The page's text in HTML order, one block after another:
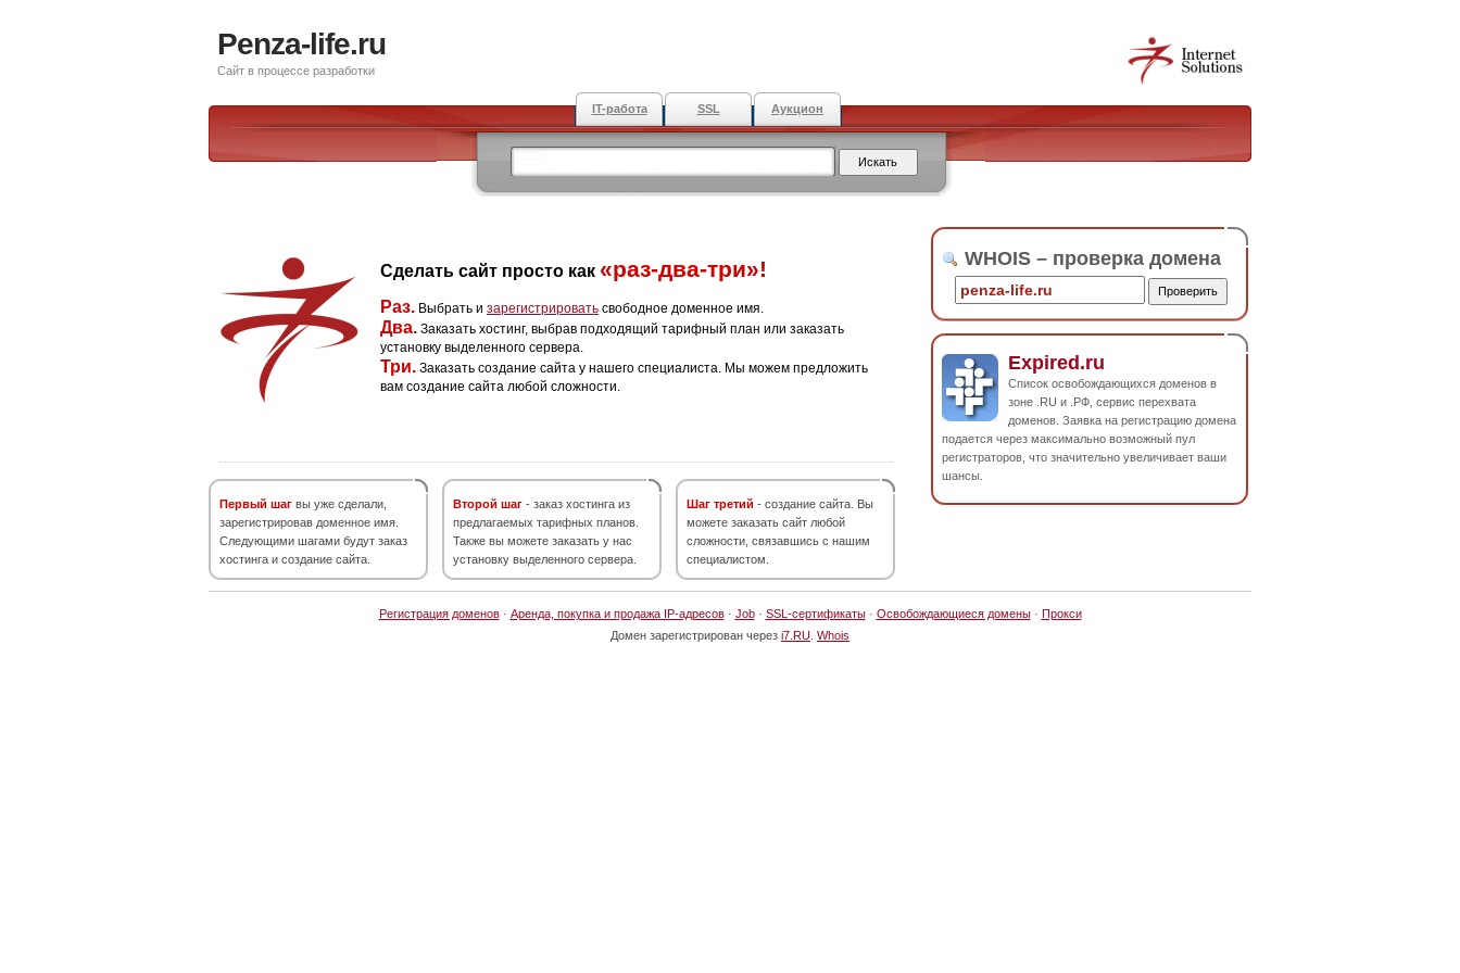
Penza-life.ru
Сайт в процессе разработки
IT-работа SSL Аукцион
Сделать сайт просто как «раз-два-три»!
Раз. Выбрать и зарегистрировать свободное доменное имя.
Два. Заказать хостинг, выбрав подходящий тарифный план или заказать
установку выделенного сервера.
Три. Заказать создание сайта у нашего специалиста. Мы можем предложить
вам создание сайта любой сложности.
Первый шаг вы уже сделали,
зарегистрировав доменное имя.
Следующими шагами будут заказ
хостинга и создание сайта.
Второй шаг - заказ хостинга из
предлагаемых тарифных планов.
Также вы можете заказать у нас
установку выделенного сервера.
Шаг третий - создание сайта. Вы
можете заказать сайт любой
сложности, связавшись с нашим
специалистом.
WHOIS – проверка домена
Expired.ru
Список освобождающихся доменов в
зоне .RU и .РФ, сервис перехвата
доменов. Заявка на регистрацию домена
подается через максимально возможный пул
регистраторов, что значительно увеличивает ваши
шансы.
Регистрация доменов· Аренда, покупка и продажа IP-адресов· Job· SSL-сертификаты· Освобождающиеся домены· Прокси
Домен зарегистрирован через i7.RU Whois